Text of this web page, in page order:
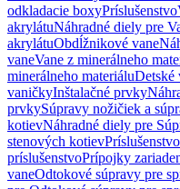
odkladacie boxyPríslušenstvo
akrylátuNáhradné diely pre
akrylátuObdĺžnikové vane
vaneVane z minerálneho
minerálneho materiáluDetské
vaničkyInštalačné prvky
prvkySúpravy nožičiek a
kotievNáhradné diely pre
stenových kotievPríslušenstvo
príslušenstvoPrípojky
vaneOdtokové súpravy pre